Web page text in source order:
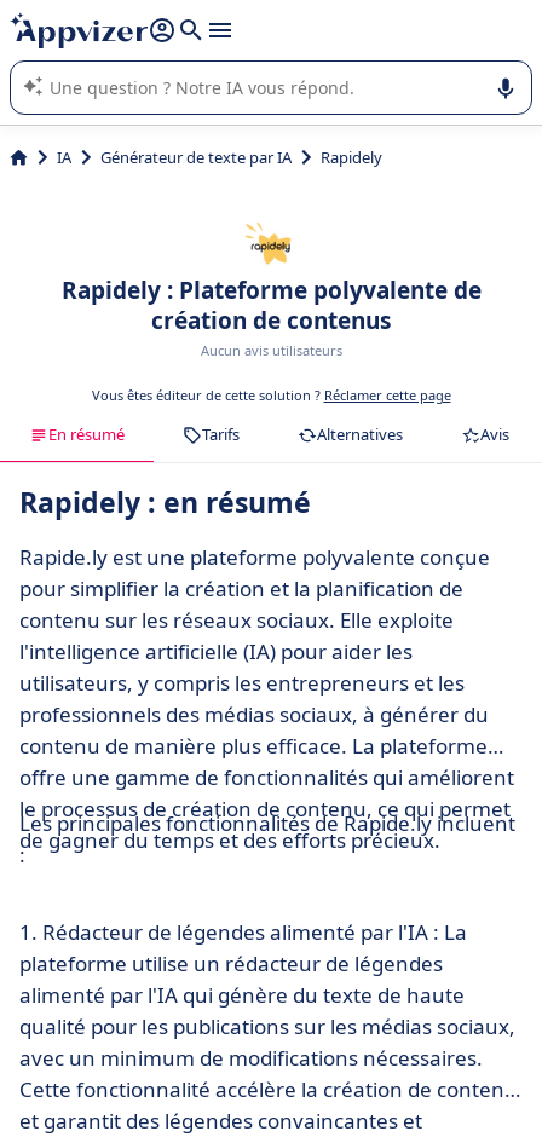
répondre (plusieurs lignes avec
L'IA de Appvizer vous guide dans l'utilisation ou la sélection de
logiciel SaaS en entreprise.
IA Générateur de texte par IA Rapidely
Rapidely : Plateforme polyvalente de
création de contenus
Aucun avis utilisateurs
Vous êtes éditeur de cette solution ? Réclamer cette page
En résumé Tarifs Alternatives Avis
Rapidely : en résumé
Rapide.ly est une plateforme polyvalente conçue
pour simplifier la création et la planification de
contenu sur les réseaux sociaux. Elle exploite
l'intelligence artificielle (IA) pour aider les
utilisateurs, y compris les entrepreneurs et les
professionnels des médias sociaux, à générer du
contenu de manière plus efficace. La plateforme
offre une gamme de fonctionnalités qui améliorent
le processus de création de contenu, ce qui permet
de gagner du temps et des efforts précieux.
Les principales fonctionnalités de Rapide.ly incluent
:
1. Rédacteur de légendes alimenté par l'IA : La
plateforme utilise un rédacteur de légendes
alimenté par l'IA qui génère du texte de haute
qualité pour les publications sur les médias sociaux,
avec un minimum de modifications nécessaires.
Cette fonctionnalité accélère la création de contenu
et garantit des légendes convaincantes et